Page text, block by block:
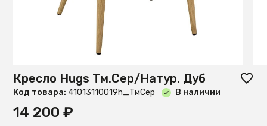
Кресло Hugs Тм.Сер/Натур. Дуб
Код товара: 41013110019h_ТмСер В наличии
14 200 ₽